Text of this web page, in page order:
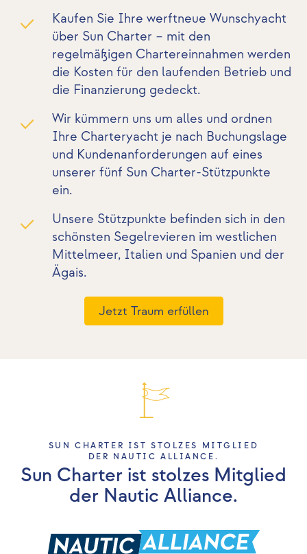
Kaufen Sie Ihre werftneue Wunschyacht
über Sun Charter – mit den
regelmäßigen Chartereinnahmen werden
die Kosten für den laufenden Betrieb und
die Finanzierung gedeckt.
Wir kümmern uns um alles und ordnen
Ihre Charteryacht je nach Buchungslage
und Kundenanforderungen auf eines
unserer fünf Sun Charter-Stützpunkte
ein.
Unsere Stützpunkte befinden sich in den
schönsten Segelrevieren im westlichen
Mittelmeer, Italien und Spanien und der
Ägais.
Jetzt Traum erfüllen
SUN CHARTER IST STOLZES MITGLIED
DER NAUTIC ALLIANCE.
Sun Charter ist stolzes Mitglied
der Nautic Alliance.